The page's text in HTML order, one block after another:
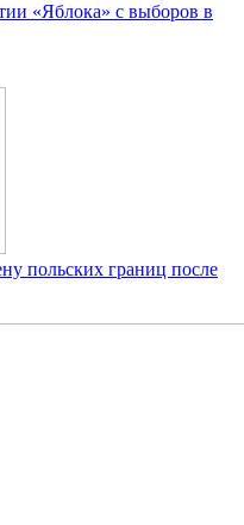
«Яблока» с выборов в
польских границ после